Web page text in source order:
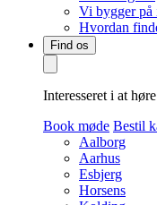
Vi bygger på
Hvordan
Find os
Interesseret i at
Book møde Bestil
Aalborg
Aarhus
Esbjerg
Horsens